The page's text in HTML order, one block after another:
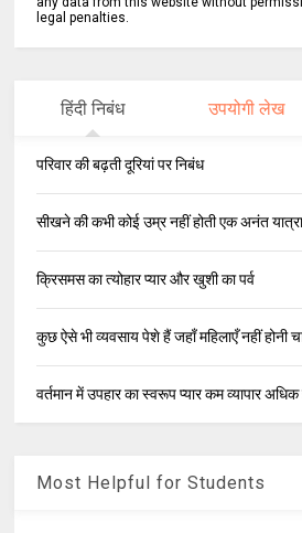
legal penalties.
हिंदी निबंध उपयोगी लेख
परिवार की बढ़ती दूरियां पर निबंध
सीखने की कभी कोई उम्र नहीं होती एक अनंत
क्रिसमस का त्योहार प्यार और खुशी का पर्व
कुछ ऐसे भी व्यवसाय पेशे हैं जहाँ महिलाएँ नहीं होनी
वर्तमान में उपहार का स्वरूप प्यार कम व्यापार अधिक
Most Helpful for Students